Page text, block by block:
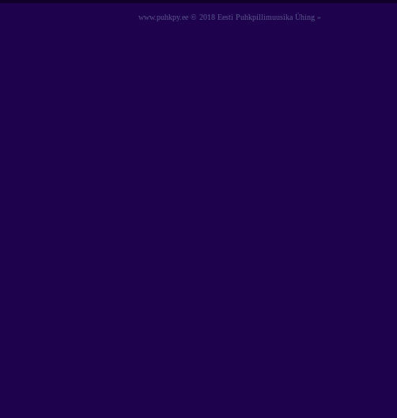
www.puhkpy.ee © 2018 Eesti Puhkpillimuusika Ühing »